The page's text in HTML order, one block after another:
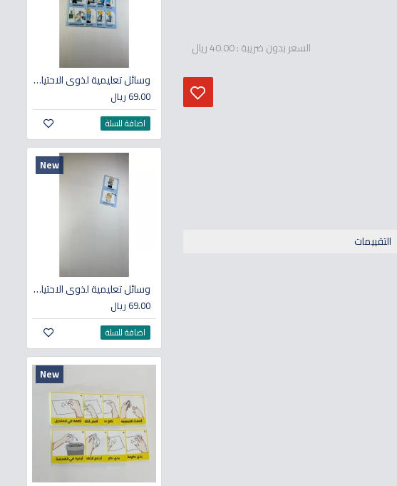
السعر بدون ضريبة : 40.00 ريال
التقييمات
وسائل تعليمية لذوي الاحتياجات الخاصة (مجموعة استخدام المرحاض)
69.00 ريال
اضافة للسلة
New
وسائل تعليمية لذوي الاحتياجات الخاصة (مجموعة الاستحمام)
69.00 ريال
اضافة للسلة
New